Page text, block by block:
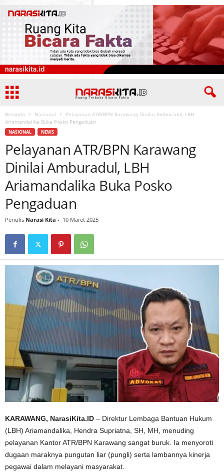
Beranda Nasional
Pelayanan ATR/BPN Karawang Dinilai Amburadul, LBH
Ariamandalika Buka Posko Pengaduan
NASIONAL NEWS
Pelayanan ATR/BPN Karawang
Dinilai Amburadul, LBH
Ariamandalika Buka Posko
Pengaduan
Penulis Narasi Kita - 10 Maret 2025
KARAWANG, NarasiKita.ID – Direktur Lembaga Bantuan Hukum
(LBH) Ariamandalika, Hendra Supriatna, SH, MH, menuding
pelayanan Kantor ATR/BPN Karawang sangat buruk. Ia menyoroti
dugaan maraknya pungutan liar (pungli) serta lambannya kinerja
pegawai dalam melayani masyarakat.